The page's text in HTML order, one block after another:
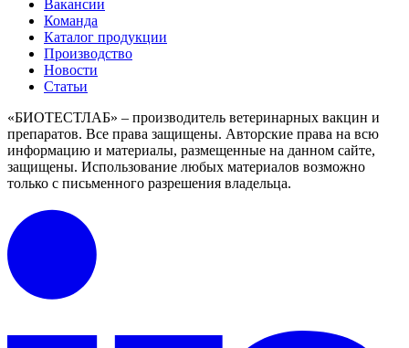
Вакансии
Команда
Каталог продукции
Производство
Новости
Статьи
«БИОТЕСТЛАБ» – производитель ветеринарных вакцин и
препаратов. Все права защищены. Авторские права на всю
информацию и материалы, размещенные на данном сайте,
защищены. Использование любых материалов возможно
только с письменного разрешения владельца.